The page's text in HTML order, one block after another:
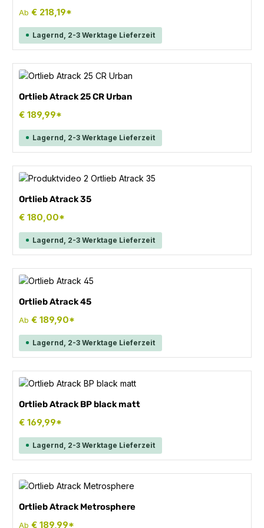
Ab€ 218,19*
Lagernd, 2-3 Werktage Lieferzeit
Ortlieb Atrack 25 CR Urban
€ 189,99*
Lagernd, 2-3 Werktage Lieferzeit
Ortlieb Atrack 35
€ 180,00*
Lagernd, 2-3 Werktage Lieferzeit
Ortlieb Atrack 45
Ab€ 189,90*
Lagernd, 2-3 Werktage Lieferzeit
Ortlieb Atrack BP black matt
€ 169,99*
Lagernd, 2-3 Werktage Lieferzeit
Ortlieb Atrack Metrosphere
Ab€ 189,99*